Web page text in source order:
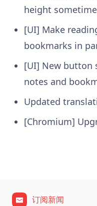
height
[UI] Make
bookmarks in
[UI] New button
notes and
Updated
[Chromium]
订阅新闻